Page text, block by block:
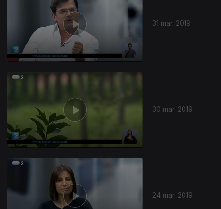
31 mar. 2019
30 mar. 2019
24 mar. 2019